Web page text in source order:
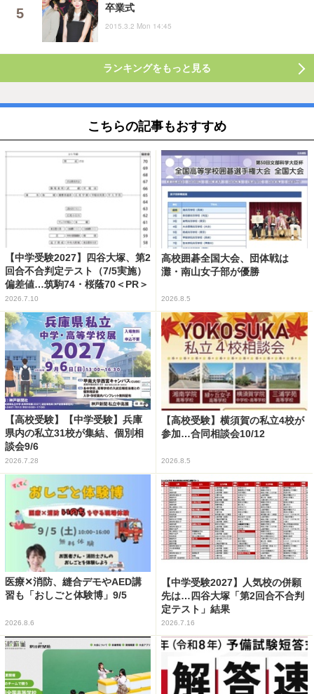
卒業式
2015.3.2 Mon 14:45
ランキングをもっと見る
こちらの記事もおすすめ
【中学受験2027】四谷大塚、第2
回合不合判定テスト（7/5実施）
偏差値…筑駒74・桜蔭70＜PR＞
2026.7.10
高校囲碁全国大会、団体戦は
灘・南山女子部が優勝
2026.8.5
【高校受験】【中学受験】兵庫
県内の私立31校が集結、個別相
談会9/6
2026.7.28
【高校受験】横須賀の私立4校が
参加…合同相談会10/12
2026.8.5
医療✕消防、縫合デモやAED講
習も「おしごと体験博」9/5
2026.8.6
【中学受験2027】人気校の併願
先は…四谷大塚「第2回合不合判
定テスト」結果
2026.7.16